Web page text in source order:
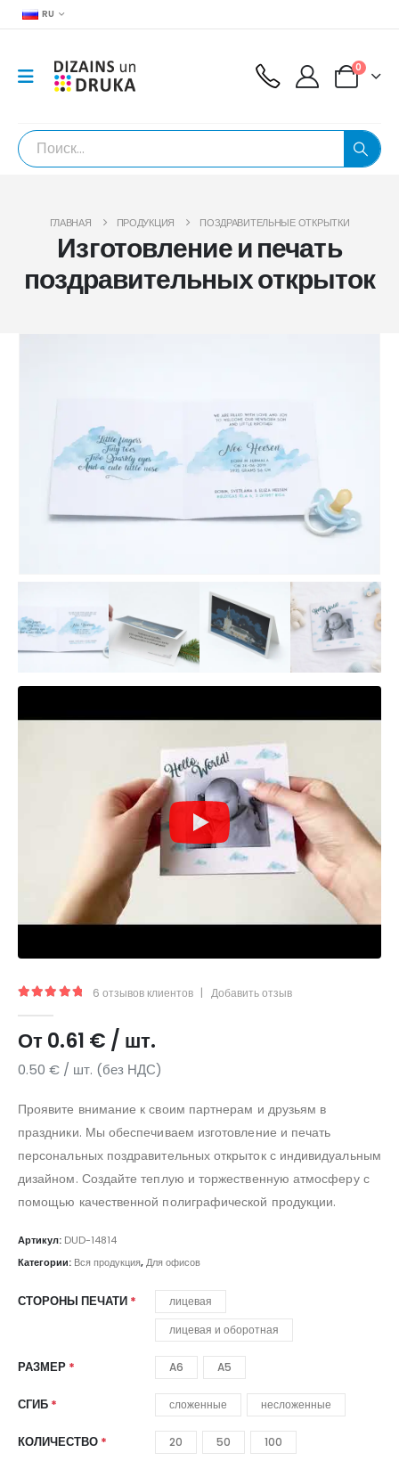
RU
0
ГЛАВНАЯ ПРОДУКЦИЯ ПОЗДРАВИТЕЛЬНЫЕ ОТКРЫТКИ
Изготовление и печать
поздравительных открыток
6 отзывов клиентов | Добавить отзыв
От0.61 € / шт.
0.50 € / шт. (без НДС)
Проявите внимание к своим партнерам и друзьям в
праздники. Мы обеспечиваем изготовление и печать
персональных поздравительных открыток с индивидуальным
дизайном. Создайте теплую и торжественную атмосферу с
помощью качественной полиграфической продукции.
Артикул: DUD-14814
Категории: Вся продукция,Для офисов
СТОРОНЫ ПЕЧАТИ
лицевая
лицевая и оборотная
РАЗМЕР A6 A5
СГИБ сложенные несложенные
КОЛИЧЕСТВО 20 50 100